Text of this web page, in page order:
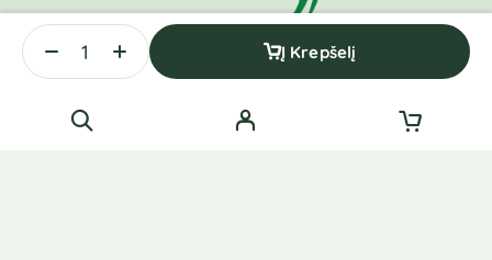
Į Krepšelį
Visos teisės saugomos © Mėmelio Fermentuotas 2025.